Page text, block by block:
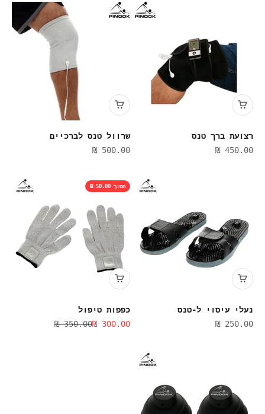
רצועת ברך טנס
מחיר מבצע
450.00 ₪
שרוול טנס לברכיים
מחיר מבצע
500.00 ₪
נעלי עיסוי ל-טנס
מחיר מבצע
250.00 ₪
חסוך 50.00 ₪
כפפות טיפול
מחיר מבצע
300.00 ₪ מחיר רגיל
350.00 ₪